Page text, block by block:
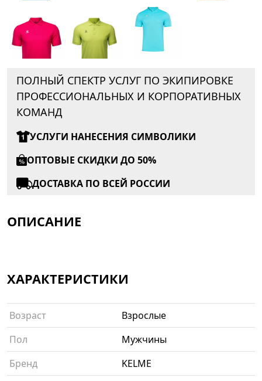
ПОЛНЫЙ СПЕКТР УСЛУГ ПО ЭКИПИРОВКЕ
ПРОФЕССИОНАЛЬНЫХ И КОРПОРАТИВНЫХ
КОМАНД
УСЛУГИ НАНЕСЕНИЯ СИМВОЛИКИ
ОПТОВЫЕ СКИДКИ ДО 50%
ДОСТАВКА ПО ВСЕЙ РОССИИ
ОПИСАНИЕ
ХАРАКТЕРИСТИКИ
Возраст
Взрослые
Пол
Мужчины
Бренд
KELME